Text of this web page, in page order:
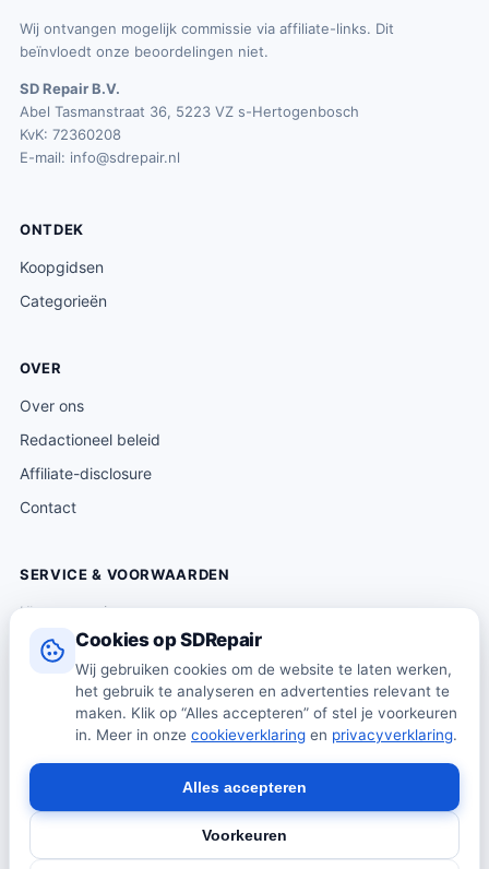
Cookies op SDRepair
Wij gebruiken cookies om de website te laten werken,
het gebruik te analyseren en advertenties relevant te
maken. Klik op “Alles accepteren” of stel je voorkeuren
in. Meer in onze cookieverklaring en privacyverklaring.
Voorkeuren
Alles accepteren
Wij ontvangen mogelijk commissie via affiliate-links. Dit
beïnvloedt onze beoordelingen niet.
SD Repair B.V.
Abel Tasmanstraat 36, 5223 VZ s-Hertogenbosch
KvK: 72360208
E-mail: info@sdrepair.nl
ONTDEK
Koopgidsen
Categorieën
OVER
Over ons
Redactioneel beleid
Affiliate-disclosure
Contact
SERVICE & VOORWAARDEN
Klantenservice
Verzending & levering
Retourneren
Algemene voorwaarden